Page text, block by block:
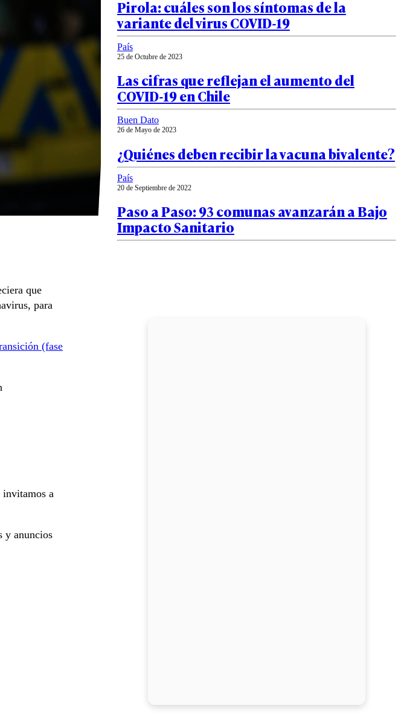
que
para
(fase
invitamos a
y anuncios
Pirola: cuáles son los síntomas de la
variante del virus COVID-19
País
25 de Octubre de 2023
Las cifras que reflejan el aumento del
COVID-19 en Chile
Buen Dato
26 de Mayo de 2023
¿Quiénes deben recibir la vacuna bivalente?
País
20 de Septiembre de 2022
Paso a Paso: 93 comunas avanzarán a Bajo
Impacto Sanitario